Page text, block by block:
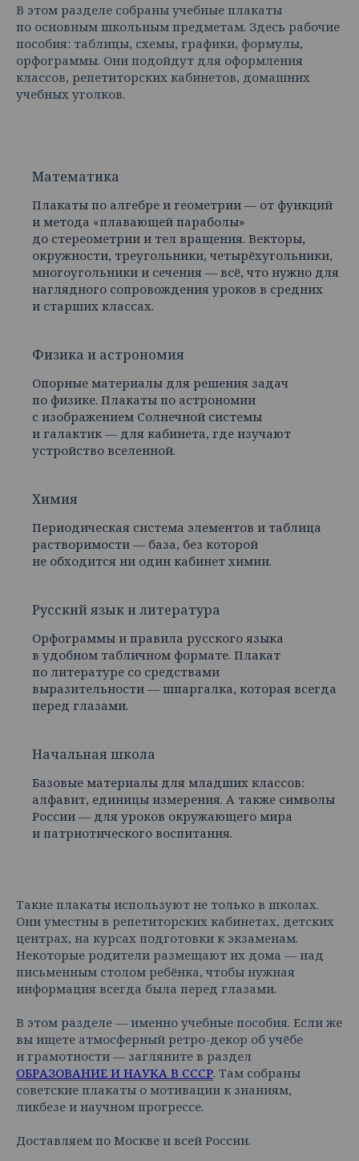
В этом разделе собраны учебные плакаты
по основным школьным предметам. Здесь рабочие
пособия: таблицы, схемы, графики, формулы,
орфограммы. Они подойдут для оформления
классов, репетиторских кабинетов, домашних
учебных уголков.
Математика
Плакаты по алгебре и геометрии — от функций
и метода «плавающей параболы»
до стереометрии и тел вращения. Векторы,
окружности, треугольники, четырёхугольники,
многоугольники и сечения — всё, что нужно для
наглядного сопровождения уроков в средних
и старших классах.
Физика и астрономия
Опорные материалы для решения задач
по физике. Плакаты по астрономии
с изображением Солнечной системы
и галактик — для кабинета, где изучают
устройство вселенной.
Химия
Периодическая система элементов и таблица
растворимости — база, без которой
не обходится ни один кабинет химии.
Русский язык и литература
Орфограммы и правила русского языка
в удобном табличном формате. Плакат
по литературе со средствами
выразительности — шпаргалка, которая всегда
перед глазами.
Начальная школа
Базовые материалы для младших классов:
алфавит, единицы измерения. А также символы
России — для уроков окружающего мира
и патриотического воспитания.
Такие плакаты используют не только в школах.
Они уместны в репетиторских кабинетах, детских
центрах, на курсах подготовки к экзаменам.
Некоторые родители размещают их дома — над
письменным столом ребёнка, чтобы нужная
информация всегда была перед глазами.
В этом разделе — именно учебные пособия. Если же
вы ищете атмосферный ретро-декор об учёбе
и грамотности — загляните в раздел
ОБРАЗОВАНИЕ И НАУКА В СССР. Там собраны
советские плакаты о мотивации к знаниям,
ликбезе и научном прогрессе.
Доставляем по Москве и всей России.